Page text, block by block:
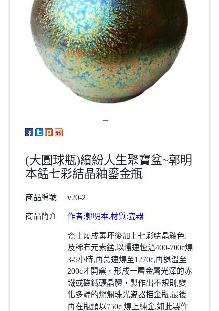
(大圓球瓶)繽紛人生聚寶盆~郭明
本錳七彩結晶釉鎏金瓶
商品編號 v20-2
商品簡介 作者:郭明本,材質:瓷器
瓷土燒成素坏後加上七彩結晶釉色,
及稀有元素錳,以慢速恆溫400-700c燒
3-5小時,再急速燒至1270c,再退溫至
200c才開窯，形成一層金屬光澤的赤
鐵或磁鐵礦晶體，製作出不規則,變
化多端的燦爛珠光瓷器描金瓶,最後
再在瓶頸以750c 燒上純金,如此製作